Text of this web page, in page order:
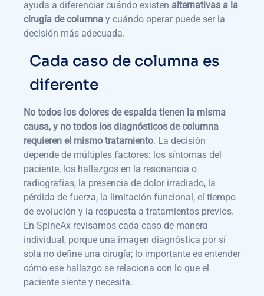
ayuda a diferenciar cuándo existen alternativas a la
cirugía de columna y cuándo operar puede ser la
decisión más adecuada.
Cada caso de columna es
diferente
No todos los dolores de espalda tienen la misma
causa, y no todos los diagnósticos de columna
requieren el mismo tratamiento. La decisión
depende de múltiples factores: los síntomas del
paciente, los hallazgos en la resonancia o
radiografías, la presencia de dolor irradiado, la
pérdida de fuerza, la limitación funcional, el tiempo
de evolución y la respuesta a tratamientos previos.
En SpineAx revisamos cada caso de manera
individual, porque una imagen diagnóstica por sí
sola no define una cirugía; lo importante es entender
cómo ese hallazgo se relaciona con lo que el
paciente siente y necesita.